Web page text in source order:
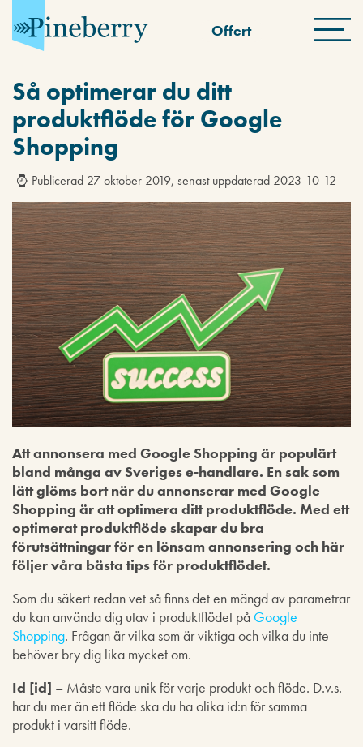
Offert
Så optimerar du ditt
produktflöde för Google
Shopping
Publicerad 27 oktober 2019, senast uppdaterad 2023-10-12
Att annonsera med Google Shopping är populärt
bland många av Sveriges e-handlare. En sak som
lätt glöms bort när du annonserar med Google
Shopping är att optimera ditt produktflöde. Med ett
optimerat produktflöde skapar du bra
förutsättningar för en lönsam annonsering och här
följer våra bästa tips för produktflödet.
Som du säkert redan vet så finns det en mängd av parametrar
du kan använda dig utav i produktflödet på Google
Shopping. Frågan är vilka som är viktiga och vilka du inte
behöver bry dig lika mycket om.
Id [id] – Måste vara unik för varje produkt och flöde. D.v.s.
har du mer än ett flöde ska du ha olika id:n för samma
produkt i varsitt flöde.